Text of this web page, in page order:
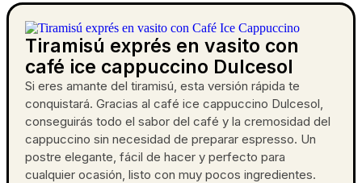
Tiramisú exprés en vasito con
café ice cappuccino Dulcesol
Si eres amante del tiramisú, esta versión rápida te
conquistará. Gracias al café ice cappuccino Dulcesol,
conseguirás todo el sabor del café y la cremosidad del
cappuccino sin necesidad de preparar espresso. Un
postre elegante, fácil de hacer y perfecto para
cualquier ocasión, listo con muy pocos ingredientes.